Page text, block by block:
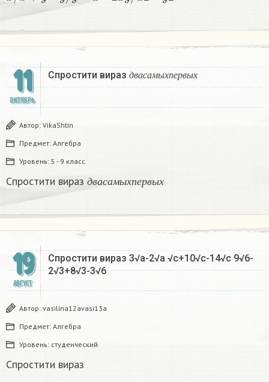
11
ОКТЯБРЬ
Спростити вираз д в а с ам ыхпе р в ых
дв ас а м ыхпервых
Автор: VikaShtin
Предмет: Алгебра
Уровень: 5 - 9 класс
Спростити вираз д в а с ам ыхп е р в ых
19
АВГУСТ
Спростити вираз 3√а-2√а √с+10√с-14√с 9√6-
2√3+8√3-3√6
Автор: vasilina12avasi13a
Предмет: Алгебра
Уровень: студенческий
Спростити вираз